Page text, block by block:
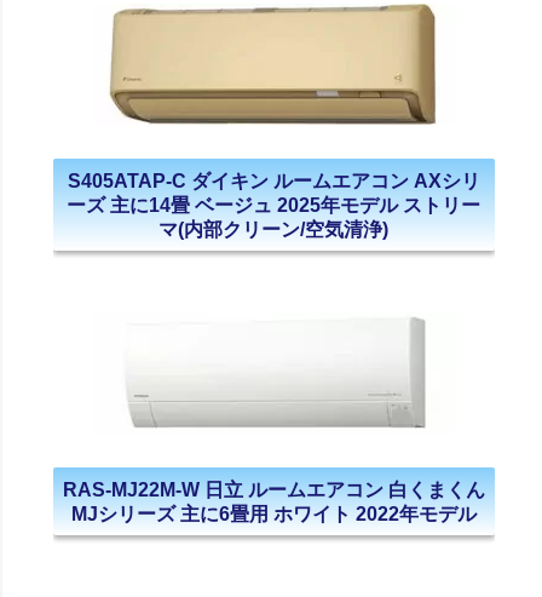
S405ATAP-C ダイキン ルームエアコン AXシリ
ーズ 主に14畳 ベージュ 2025年モデル ストリー
マ(内部クリーン/空気清浄)
RAS-MJ22M-W 日立 ルームエアコン 白くまくん
MJシリーズ 主に6畳用 ホワイト 2022年モデル